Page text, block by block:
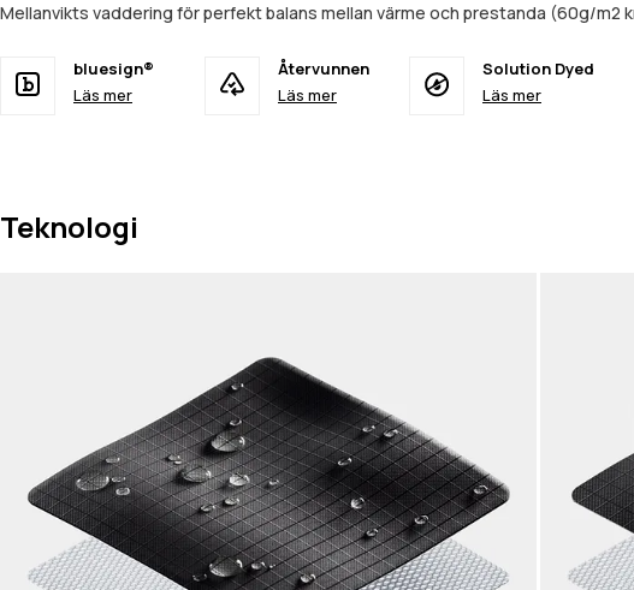
Mellanvikts vaddering för perfekt balans mellan värme och prestanda (60g/m2
bluesign®
Läs mer
Återvunnen
Läs mer
Solution Dyed
Läs mer
Teknologi